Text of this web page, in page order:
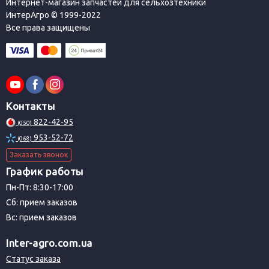
Интернет-магазин запчастей для сельхозтехники
ИнтерАгро © 1999-2022
Все права защищены
Контакты
(050) 822-42-95
(068) 953-52-72
Заказать звонок
График работы
Пн-Пт: 8:30-17:00
Сб: прием заказов
Вс: прием заказов
Inter-agro.com.ua
Статус заказа